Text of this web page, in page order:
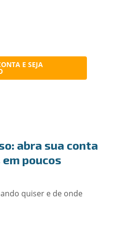
E SEJA
abra sua conta
poucos
quiser e de onde